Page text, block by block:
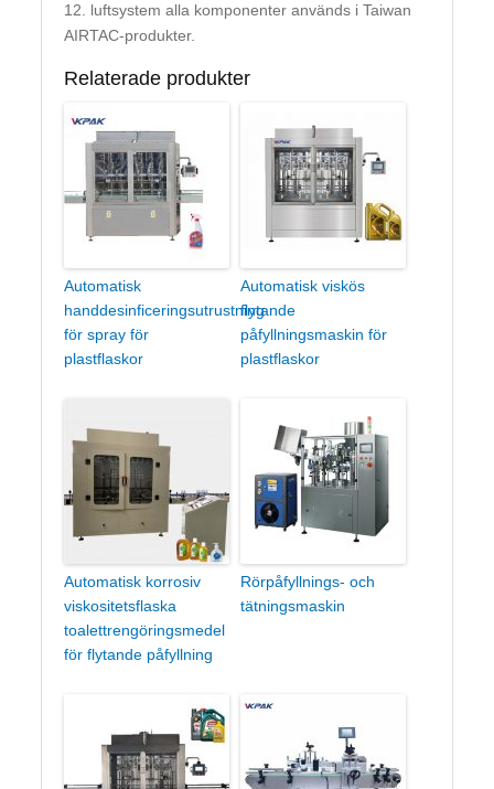
12. luftsystem alla komponenter används i Taiwan
AIRTAC-produkter.
Relaterade produkter
Automatisk
handdesinficeringsutrustning
för spray för
plastflaskor
Automatisk viskös
flytande
påfyllningsmaskin för
plastflaskor
Automatisk korrosiv
viskositetsflaska
toalettrengöringsmedel
för flytande påfyllning
Rörpåfyllnings- och
tätningsmaskin